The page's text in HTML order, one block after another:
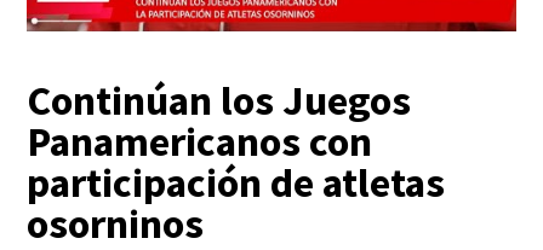
Continúan los Juegos
Panamericanos con
participación de atletas
osorninos